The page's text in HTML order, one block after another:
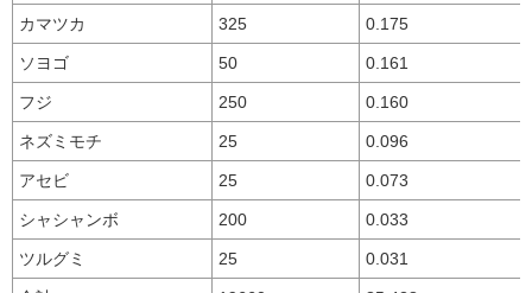
カマツカ 325 0.175
ソヨゴ 50 0.161
フジ 250 0.160
ネズミモチ 25 0.096
アセビ 25 0.073
シャシャンボ 200 0.033
ツルグミ 25 0.031